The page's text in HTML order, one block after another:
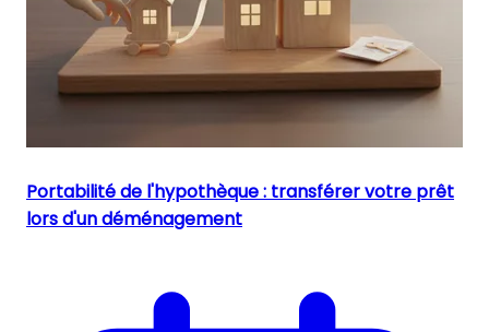
Portabilité de l'hypothèque : transférer votre prêt
lors d'un déménagement